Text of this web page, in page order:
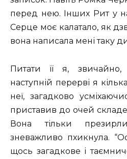
перед нею. Інших Рит у
Серце моє калатало, як
вона написала мені таку
Питати її я,
наступній перерві я
неї, загадково
приставив до очей
Вона тільки
зневажливо пхикнула.
щось загадкове і